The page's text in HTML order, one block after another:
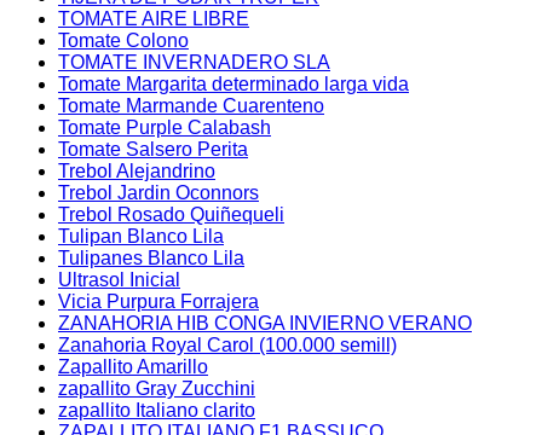
TOMATE AIRE LIBRE
Tomate Colono
TOMATE INVERNADERO SLA
Tomate Margarita determinado larga vida
Tomate Marmande Cuarenteno
Tomate Purple Calabash
Tomate Salsero Perita
Trebol Alejandrino
Trebol Jardin Oconnors
Trebol Rosado Quiñequeli
Tulipan Blanco Lila
Tulipanes Blanco Lila
Ultrasol Inicial
Vicia Purpura Forrajera
ZANAHORIA HIB CONGA INVIERNO VERANO
Zanahoria Royal Carol (100.000 semill)
Zapallito Amarillo
zapallito Gray Zucchini
zapallito Italiano clarito